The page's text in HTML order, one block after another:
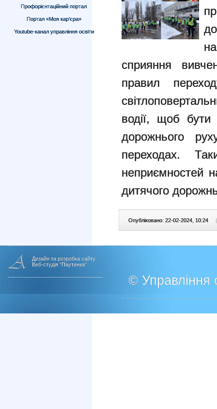
Профорієнтаційний портал
Портал «Моя кар’єра»
Youtube-канал управління освіти
сприяння
правил
водії, щоб бути
дорожнього
переходах.
неприємностей
дитячого
Опубліковано: 22-02-2024, 10:24 |
Дизайн та розробка сайту
Веб-студія "Паутинка"
© Управління